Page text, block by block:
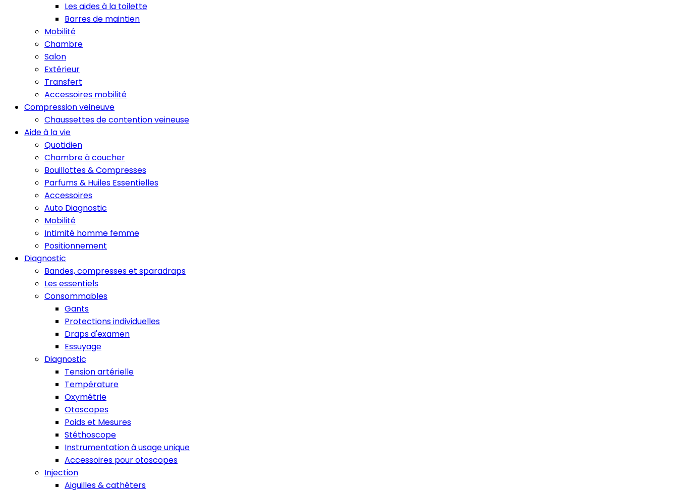
Les aides à la toilette
Barres de maintien
Mobilité
Chambre
Salon
Extérieur
Transfert
Accessoires mobilité
Compression veineuve
Chaussettes de contention veineuse
Aide à la vie
Quotidien
Chambre à coucher
Bouillottes & Compresses
Parfums & Huiles Essentielles
Accessoires
Auto Diagnostic
Mobilité
Intimité homme femme
Positionnement
Diagnostic
Bandes, compresses et sparadraps
Les essentiels
Consommables
Gants
Protections individuelles
Draps d'examen
Essuyage
Diagnostic
Tension artérielle
Température
Oxymétrie
Otoscopes
Poids et Mesures
Stéthoscope
Instrumentation à usage unique
Accessoires pour otoscopes
Injection
Aiguilles & cathéters